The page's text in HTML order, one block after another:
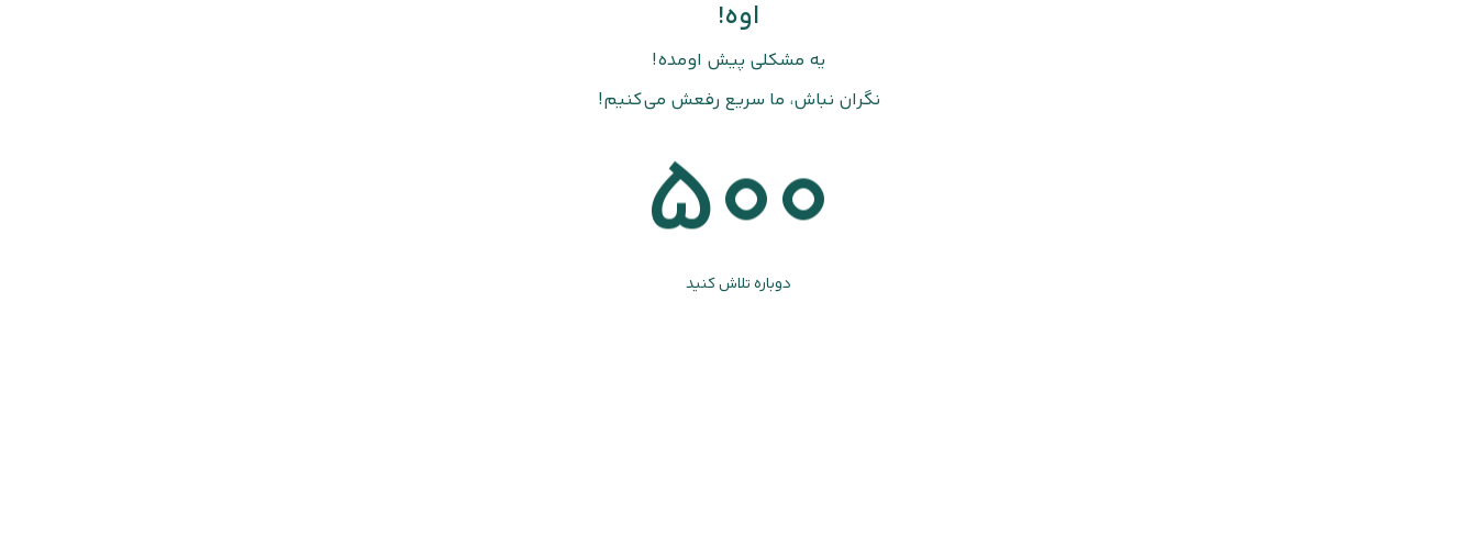
اوه!
یه مشکلی پیش اومده!
نگران نباش، ما سریع رفعش می‌کنیم!
500
دوباره تلاش کنید